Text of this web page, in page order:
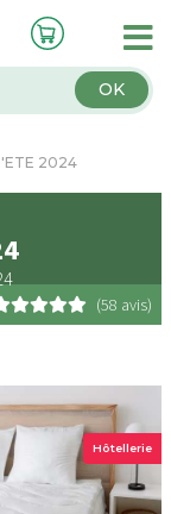
OK
2024
(58 avis)
Hôtellerie